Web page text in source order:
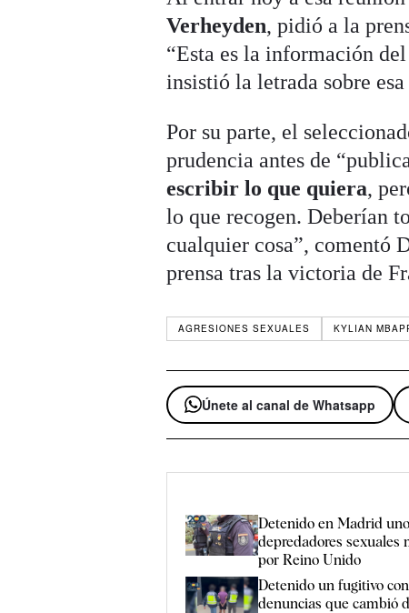
Verheyden, pidió a la
“Esta es la información
insistió la letrada sobre
Por su parte, el
prudencia antes de
escribir lo que quiera,
lo que recogen. Deberían
cualquier cosa”, comentó
prensa tras la victoria de
AGRESIONES SEXUALES KYLIAN
Únete al canal de Whatsapp
Detenido en Madrid
depredadores sexuales
por Reino Unido
Detenido un fugitivo
denuncias que cambió